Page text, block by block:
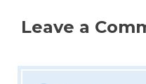
Leave a